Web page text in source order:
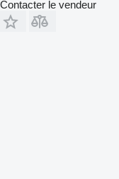
Contacter le vendeur